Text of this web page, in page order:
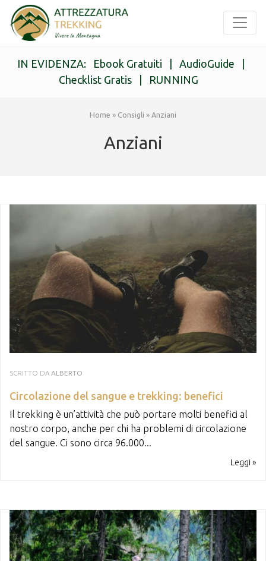
IN EVIDENZA: Ebook Gratuiti AudioGuide
Checklist Gratis| RUNNING
Home » Consigli » Anziani
Anziani
SCRITTO DA ALBERTO
Circolazione del sangue e trekking: benefici
Il trekking è un’attività che può portare molti benefici al
nostro corpo, anche per chi ha problemi di circolazione
del sangue. Ci sono circa 96.000...
Leggi »